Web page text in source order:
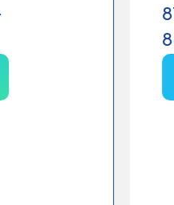
8100A
8600A
Ver